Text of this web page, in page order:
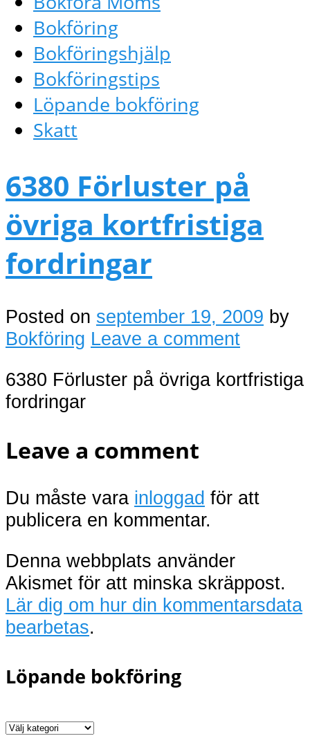
Bokföring
Bokföringshjälp
Bokföringstips
Löpande bokföring
Skatt
6380 Förluster på
övriga kortfristiga
fordringar
Posted on september 19, 2009 by
Bokföring Leave a comment
6380 Förluster på övriga kortfristiga
fordringar
Leave a comment
Du måste vara inloggad för att
publicera en kommentar.
Denna webbplats använder
Akismet för att minska skräppost.
Lär dig om hur din kommentarsdata
bearbetas.
Löpande bokföring
Löpande